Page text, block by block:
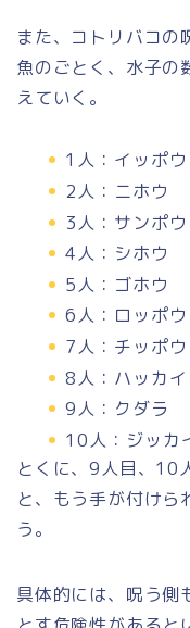
また、コトリバコの
魚のごとく、水子の
えていく。
1人：イッポウ
2人：ニホウ
3人：サンポウ
4人：シホウ
5人：ゴホウ
6人：ロッポウ
7人：チッポウ
8人：ハッカイ
9人：クダラ
10人：ジッカ
とくに、9人目、10
と、もう手が付けら
う。
具体的には、呪う側